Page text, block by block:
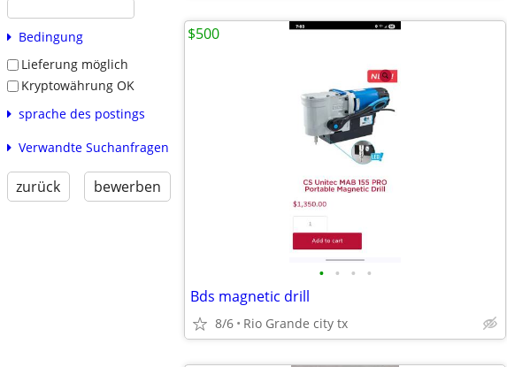
Bedingung
Lieferung möglich
Kryptowährung OK
sprache des postings
Verwandte Suchanfragen
zurück bewerben
• • • •
Bds magnetic drill
8/6 Rio Grande city tx
$500